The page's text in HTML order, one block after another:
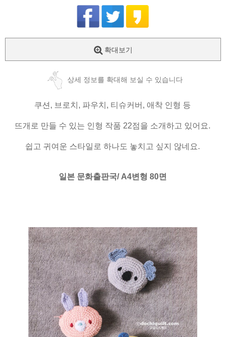
확대보기
상세 정보를 확대해 보실 수 있습니다
쿠션, 브로치, 파우치, 티슈커버, 애착 인형 등
뜨개로 만들 수 있는 인형 작품 22점을 소개하고 있어요.
쉽고 귀여운 스타일로 하나도 놓치고 싶지 않네요.
일본 문화출판국/ A4변형 80면